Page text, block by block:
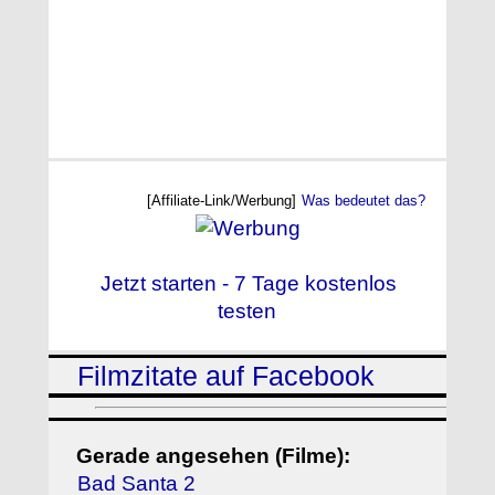
[Affiliate-Link/Werbung] Was bedeutet das?
Jetzt starten - 7 Tage kostenlos
testen
Filmzitate auf Facebook
Gerade angesehen (Filme):
Bad Santa 2